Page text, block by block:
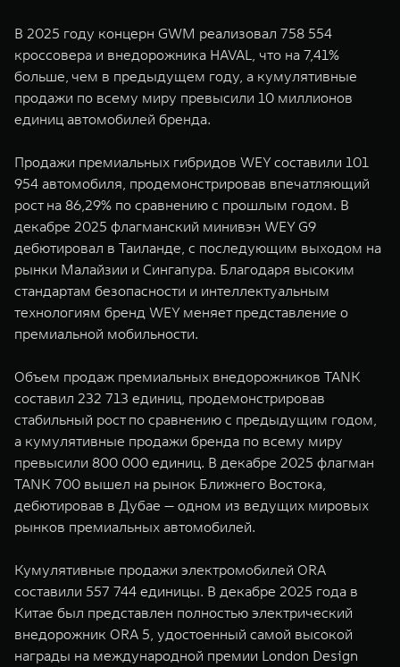
В 2025 году концерн GWM реализовал 758 554
кроссовера и внедорожника HAVAL, что на 7,41%
больше, чем в предыдущем году, а кумулятивные
продажи по всему миру превысили 10 миллионов
единиц автомобилей бренда.
Продажи премиальных гибридов WEY составили 101
954 автомобиля, продемонстрировав впечатляющий
рост на 86,29% по сравнению с прошлым годом. В
декабре 2025 флагманский минивэн WEY G9
дебютировал в Таиланде, с последующим выходом на
рынки Малайзии и Сингапура. Благодаря высоким
стандартам безопасности и интеллектуальным
технологиям бренд WEY меняет представление о
премиальной мобильности.
Объем продаж премиальных внедорожников TANK
составил 232 713 единиц, продемонстрировав
стабильный рост по сравнению с предыдущим годом,
а кумулятивные продажи бренда по всему миру
превысили 800 000 единиц. В декабре 2025 флагман
TANK 700 вышел на рынок Ближнего Востока,
дебютировав в Дубае — одном из ведущих мировых
рынков премиальных автомобилей.
Кумулятивные продажи электромобилей ORA
составили 557 744 единицы. В декабре 2025 года в
Китае был представлен полностью электрический
внедорожник ORA 5, удостоенный самой высокой
награды на международной премии London Design